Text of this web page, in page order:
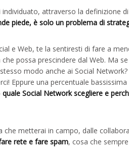
attraverso la definizione
piede, è solo un problema di
e Web, te la sentiresti di fare a
possa prescindere dal Web. Ma
modo anche ai Social Network?
Eppure una percentuale bassissima
quale Social Network scegliere e
metterai in campo, dalle
rete e fare spam, cosa che